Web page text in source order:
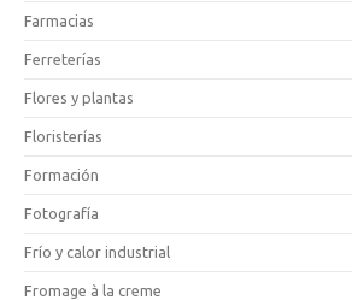
Farmacias
Ferreterías
Flores y plantas
Floristerías
Formación
Fotografía
Frío y calor industrial
Fromage à la creme